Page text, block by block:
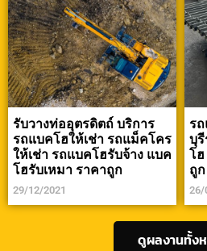
รับวางท่ออุตรดิตถ์ บริการ
รถแบคโฮให้เช่า รถแม็คโคร
ให้เช่า รถแบคโฮรับจ้าง แบค
โฮรับเหมา ราคาถูก
29/12/2021
ร
บุ
โ
ถูก
26/
ดูผลงานทั้ง